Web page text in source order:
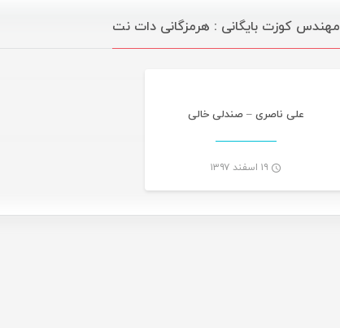
مهندس کوزت بایگانی : هرمزگانی دات نت
علی ناصری – صندلی خالی
۱۹ اسفند ۱۳۹۷